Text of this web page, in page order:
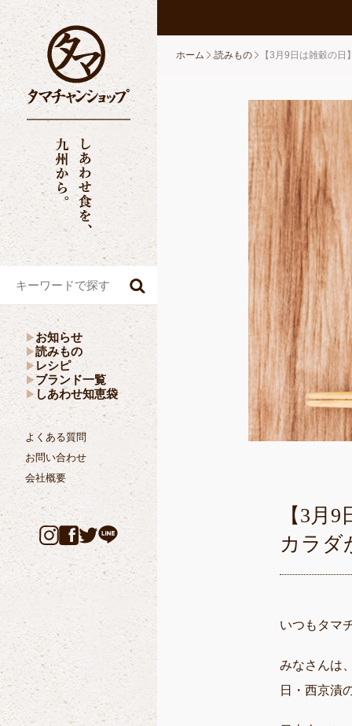
お知らせ
読みもの
レシピ
ブランド一覧
しあわせ知恵袋
よくある質問
お問い合わせ
会社概要
ホーム .読みもの 【3月9日は雑穀の
【3月
カラダ
いつもタマ
みなさんは
日・西京漬